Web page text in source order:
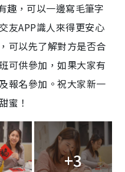
趣，可以一邊寫毛筆字
友APP識人來得更安心
可以先了解對方是否合
可供參加，如果大家有
報名參加。祝大家新一
蜜！
+3